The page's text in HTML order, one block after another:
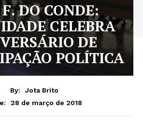
DO CONDE:
CELEBRA
DE
POLÍTICA
By:
Jota Brito
28 de março de 2018